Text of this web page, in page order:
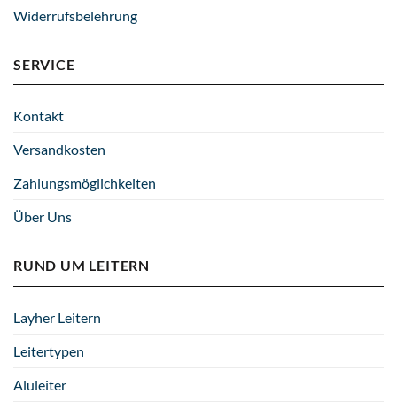
Widerrufsbelehrung
SERVICE
Kontakt
Versandkosten
Zahlungsmöglichkeiten
Über Uns
RUND UM LEITERN
Layher Leitern
Leitertypen
Aluleiter